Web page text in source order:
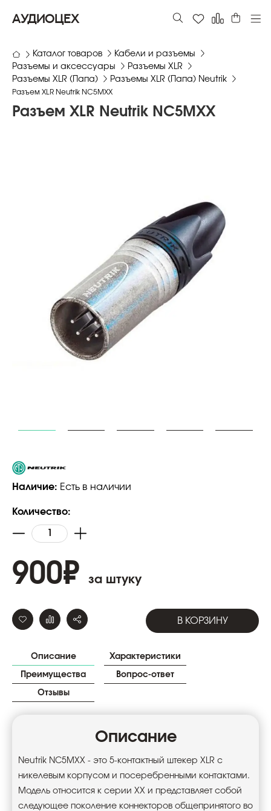
АУДИОЦЕХ
Каталог товаров
Кабели и разъемы
Разъемы и аксессуары
Разъемы XLR
Разъемы XLR (Папа)
Разъемы XLR (Папа) Neutrik
Разъем XLR Neutrik NC5MXX
Разъем XLR Neutrik NC5MXX
Наличие: Есть в наличии
Количество:
900₽ за штуку
В КОРЗИНУ
Описание Характеристики
Преимущества Вопрос-ответ
Отзывы
Описание
Neutrik NC5MXX - это 5-контактный штекер XLR с
никелевым корпусом и посеребренными контактами.
Модель относится к серии XX и представляет собой
следующее поколение коннекторов общепринятого во